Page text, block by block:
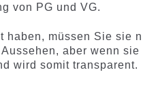
von PG und VG.
haben, müssen Sie sie
aber wenn sie
wird somit transparent.